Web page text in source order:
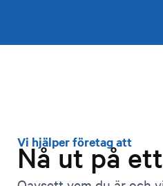
Vi hjälper företag att
Nå ut på